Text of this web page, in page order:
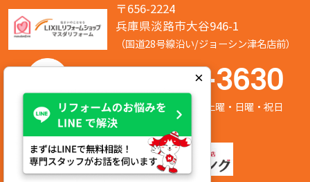
〒656-2224
兵庫県淡路市大谷946-1
（国道28号線沿い/ジョーシン津名店前）
050-7586-3630
営業時間:8:00～17:00 定休日:第2/第4土曜・日曜・祝日
×